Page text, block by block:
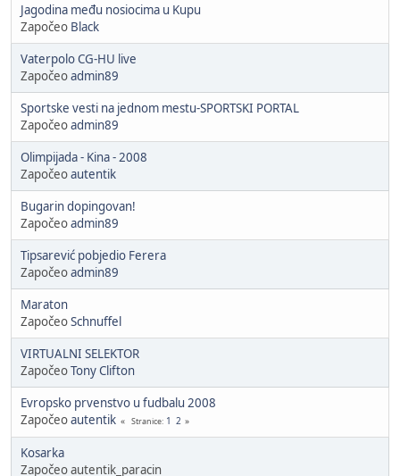
Jagodina među nosiocima u Kupu
Započeo Black
Vaterpolo CG-HU live
Započeoadmin89
Sportske vesti na jednom mestu-SPORTSKI PORTAL
Započeoadmin89
Olimpijada - Kina - 2008
Započeoautentik
Bugarin dopingovan!
Započeoadmin89
Tipsarević pobjedio Ferera
Započeoadmin89
Maraton
ZapočeoSchnuffel
VIRTUALNI SELEKTOR
ZapočeoTony Clifton
Evropsko prvenstvo u fudbalu 2008
Započeoautentik Stranice 1 2
Kosarka
Započeo autentik_paracin